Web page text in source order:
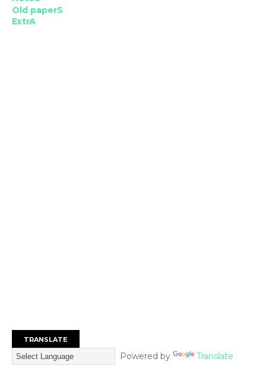
Old paperS
ExtrA
TRANSLATE
Powered by Translate